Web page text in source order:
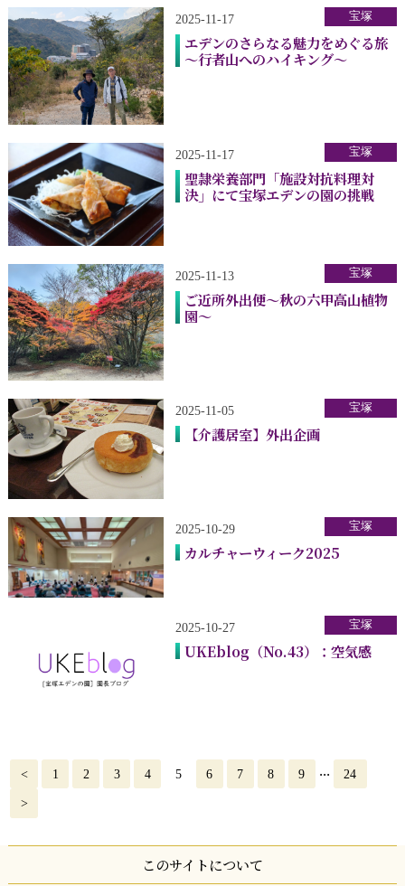
2025-11-17
エデンのさらなる魅力をめぐる旅
～行者山へのハイキング～
宝塚
2025-11-17
聖隷栄養部門「施設対抗料理対
決」にて宝塚エデンの園の挑戦
宝塚
2025-11-13
ご近所外出便～秋の六甲高山植物
園～
宝塚
2025-11-05
【介護居室】外出企画
宝塚
2025-10-29
カルチャーウィーク2025
宝塚
2025-10-27
UKEblog（No.43）：空気感
宝塚
< 1 2 3 4 5 6 7 8 9 ... 24
>
このサイトについて